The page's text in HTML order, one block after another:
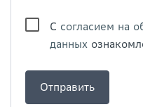
С согласием на
данных